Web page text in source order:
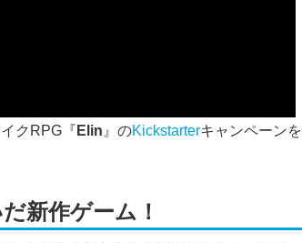
クRPG『Elin 』のKickstarterキャンペーンを
新作ゲーム！